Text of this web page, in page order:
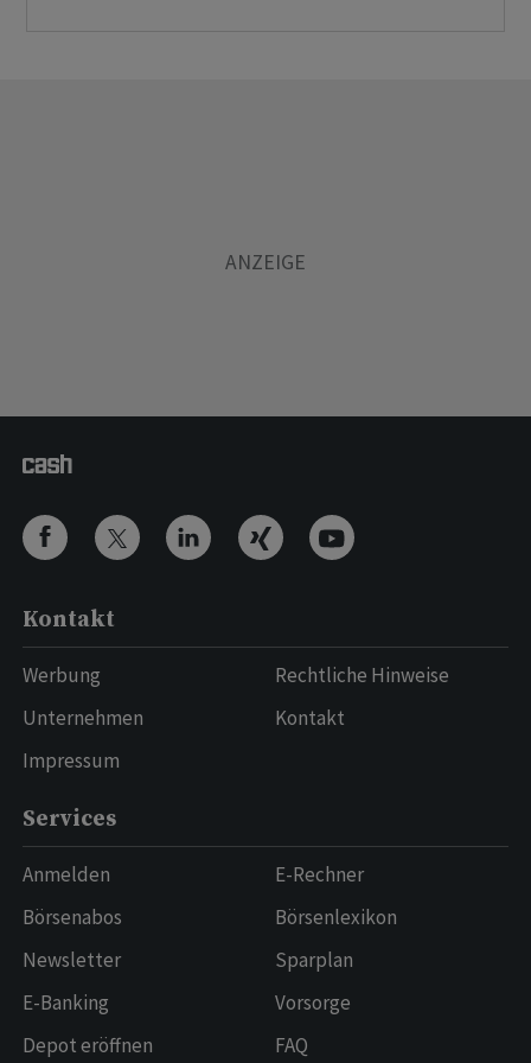
Kontakt
Werbung
Unternehmen
Impressum
Rechtliche Hinweise
Kontakt
Services
Anmelden
Börsenabos
Newsletter
E-Banking
Depot eröffnen
E-Rechner
Börsenlexikon
Sparplan
Vorsorge
FAQ